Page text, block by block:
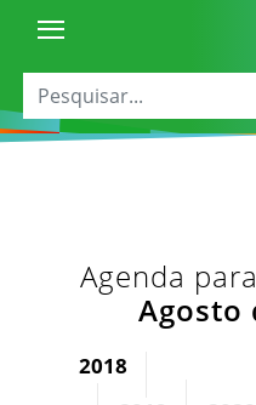
Agenda
Agosto
2018